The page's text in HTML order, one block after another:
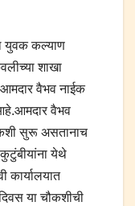
युवक कल्याण
शाखा
आमदार वैभव नाईक
वैभव
सुरू असतानाच
कुटुंबीयांना येथे
कार्यालयात
या चौकशीची